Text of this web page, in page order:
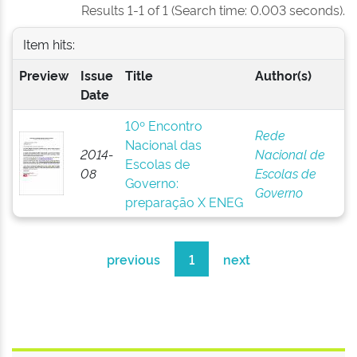
Results 1-1 of 1 (Search time: 0.003 seconds).
Item hits:
Preview
Issue
Date
Title Author(s)
2014-
08
10º Encontro
Nacional das
Escolas de
Governo:
preparação X ENEG
Rede
Nacional de
Escolas de
Governo
previous 1 next